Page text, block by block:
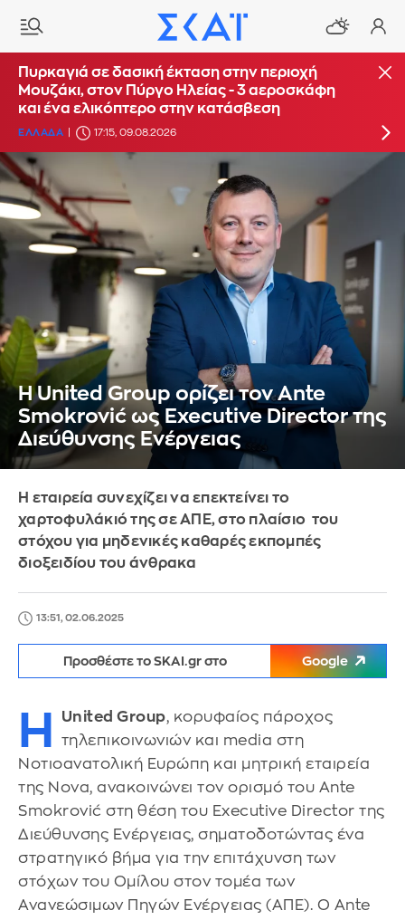
Οριοθετήθηκε η πυρκαγιά στο Κορωπί
ΕΛΛΑΔΑ 16:14, 09.08.2026 UPDATE: 17:16
Πυρκαγιά σε δασική έκταση στην περιοχή
Μουζάκι, στον Πύργο Ηλείας - 3 αεροσκάφη
και ένα ελικόπτερο στην κατάσβεση
ΕΛΛΑΔΑ 17:15, 09.08.2026
Η United Group ορίζει τον Ante
Smokrović ως Executive Director της
Διεύθυνσης Ενέργειας
Η εταιρεία συνεχίζει να επεκτείνει το
χαρτοφυλάκιό της σε ΑΠΕ, στο πλαίσιο του
στόχου για μηδενικές καθαρές εκπομπές
διοξειδίου του άνθρακα
13:51, 02.06.2025
Προσθέστε το SKAI.gr στο Google
Η United Group, κορυφαίος πάροχος
τηλεπικοινωνιών και media στη
Νοτιοανατολική Ευρώπη και μητρική εταιρεία
της Nova, ανακοινώνει τον ορισμό του Ante
Smokrović στη θέση του Executive Director της
Διεύθυνσης Ενέργειας, σηματοδοτώντας ένα
στρατηγικό βήμα για την επιτάχυνση των
στόχων του Ομίλου στον τομέα των
Ανανεώσιμων Πηγών Ενέργειας (ΑΠΕ). Ο Ante